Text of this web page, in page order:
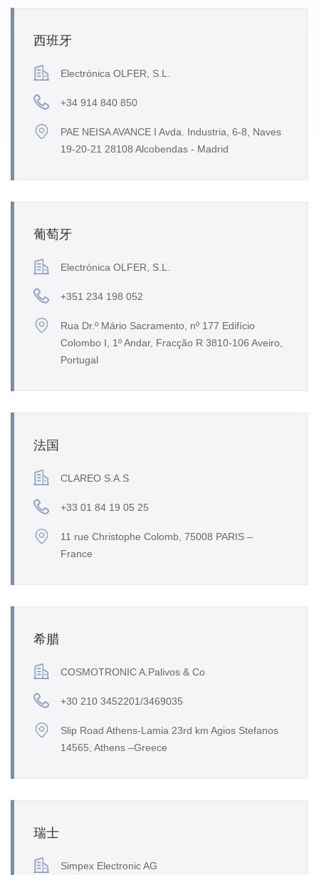
西班牙
Electrónica OLFER, S.L.
+34 914 840 850
PAE NEISA AVANCE I Avda. Industria, 6-8, Naves
19-20-21 28108 Alcobendas - Madrid
葡萄牙
Electrónica OLFER, S.L.
+351 234 198 052
Rua Dr.º Mário Sacramento, nº 177 Edifício
Colombo I, 1º Andar, Fracção R 3810-106 Aveiro,
Portugal
法国
CLAREO S.A.S
+33 01 84 19 05 25
11 rue Christophe Colomb, 75008 PARIS –
France
希腊
COSMOTRONIC A.Palivos & Co
+30 210 3452201/3469035
Slip Road Athens-Lamia 23rd km Agios Stefanos
14565, Athens –Greece
瑞士
Simpex Electronic AG